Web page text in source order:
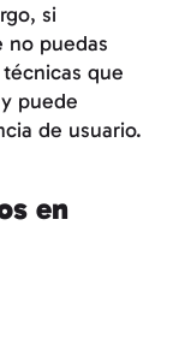
si
no puedas
que
puede
de usuario.
en